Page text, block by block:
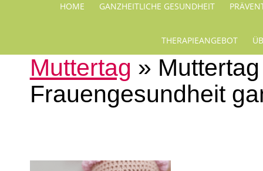
HOME GANZHEITLICHE GESUNDHEIT
THERAPIEANGEBOT
Muttertag »
Frauengesundheit